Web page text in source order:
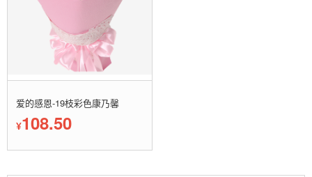
爱的感恩-19枝彩色康乃馨
¥108.50